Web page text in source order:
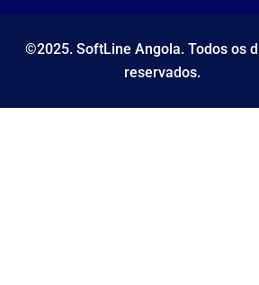
©2025. SoftLine Angola. Todos os
reservados.